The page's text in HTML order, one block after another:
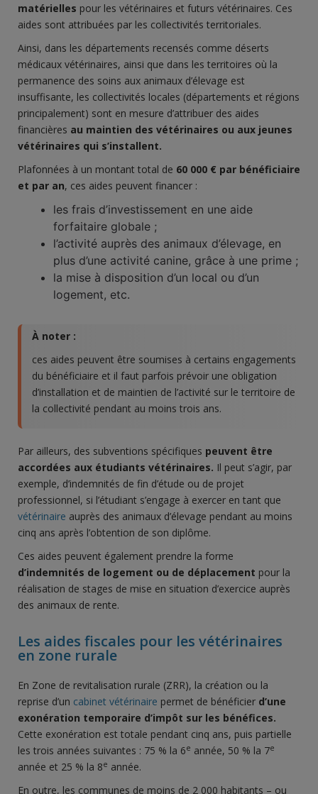
matérielles pour les vétérinaires et futurs vétérinaires. Ces
aides sont attribuées par les collectivités territoriales.
Ainsi, dans les départements recensés comme déserts
médicaux vétérinaires, ainsi que dans les territoires où la
permanence des soins aux animaux d’élevage est
insuffisante, les collectivités locales (départements et régions
principalement) sont en mesure d’attribuer des aides
financières au maintien des vétérinaires ou aux jeunes
vétérinaires qui s’installent.
Plafonnées à un montant total de 60 000 € par bénéficiaire
et par an, ces aides peuvent financer :
les frais d’investissement en une aide
forfaitaire globale ;
l’activité auprès des animaux d’élevage, en
plus d’une activité canine, grâce à une prime ;
la mise à disposition d’un local ou d’un
logement, etc.
À noter :
ces aides peuvent être soumises à certains engagements
du bénéficiaire et il faut parfois prévoir une obligation
d’installation et de maintien de l’activité sur le territoire de
la collectivité pendant au moins trois ans.
Par ailleurs, des subventions spécifiques peuvent être
accordées aux étudiants vétérinaires. Il peut s’agir, par
exemple, d’indemnités de fin d’étude ou de projet
professionnel, si l’étudiant s’engage à exercer en tant que
vétérinaire auprès des animaux d’élevage pendant au moins
cinq ans après l’obtention de son diplôme.
Ces aides peuvent également prendre la forme
d’indemnités de logement ou de déplacement pour la
réalisation de stages de mise en situation d’exercice auprès
des animaux de rente.
Les aides fiscales pour les vétérinaires
en zone rurale
En Zone de revitalisation rurale (ZRR), la création ou la
reprise d’un cabinet vétérinaire permet de bénéficier d’une
exonération temporaire d’impôt sur les bénéfices.
Cette exonération est totale pendant cinq ans, puis partielle
les trois années suivantes : 75 % la 6e année, 50 % la 7e
année et 25 % la 8e année.
En outre, les communes de moins de 2 000 habitants – ou